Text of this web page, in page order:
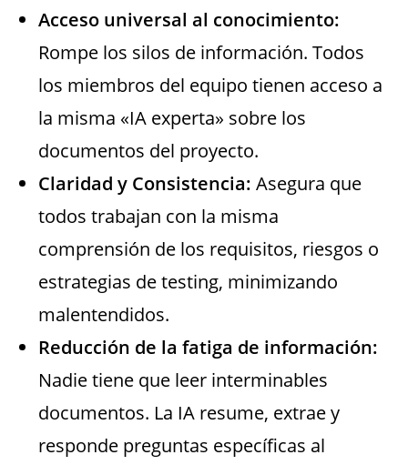
Acceso universal al conocimiento:
Rompe los silos de información. Todos
los miembros del equipo tienen acceso a
la misma «IA experta» sobre los
documentos del proyecto.
Claridad y Consistencia: Asegura que
todos trabajan con la misma
comprensión de los requisitos, riesgos o
estrategias de testing, minimizando
malentendidos.
Reducción de la fatiga de información:
Nadie tiene que leer interminables
documentos. La IA resume, extrae y
responde preguntas específicas al